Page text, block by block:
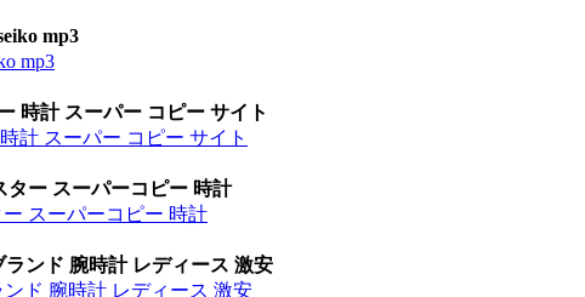
mp3
mp3
時計 スーパー コピー サイト
計 スーパー コピー サイト
ター スーパーコピー 時計
スーパーコピー 時計
ンド 腕時計 レディース 激安
ド 腕時計 レディース 激安